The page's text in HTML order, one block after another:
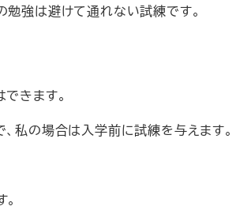
強は避けて通れない試練です。
きます。
私の場合は入学前に試練を与えます。